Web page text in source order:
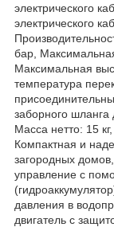
электрического
электрического
бар,
Максимальная
температура
заборного
Масса нетто: 15
Компактная и
загородных
управление с
давления в
двигатель с